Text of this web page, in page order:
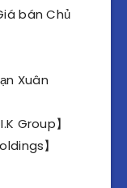
bán Chủ
Xuân
Group】
】